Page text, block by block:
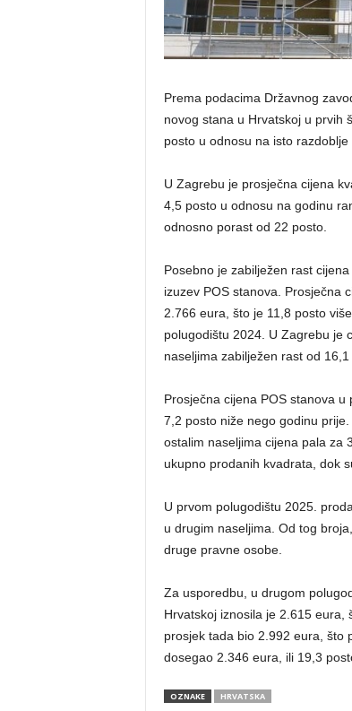
Prema podacima Državnog
novog stana u Hrvatskoj u prvih
posto u odnosu na isto
U Zagrebu je prosječna cijena
4,5 posto u odnosu na godinu
odnosno porast od 22 posto.
Posebno je zabilježen rast
izuzev POS stanova. Prosječna
2.766 eura, što je 11,8 posto
polugodištu 2024. U Zagrebu je
naseljima zabilježen rast od
Prosječna cijena POS stanova
7,2 posto niže nego godinu
ostalim naseljima cijena pala za
ukupno prodanih kvadrata, dok
U prvom polugodištu 2025.
u drugim naseljima. Od tog
druge pravne osobe.
Za usporedbu, u drugom
Hrvatskoj iznosila je 2.615
prosjek tada bio 2.992 eura, što
dosegao 2.346 eura, ili 19,3
OZNAKE HRVATSKA